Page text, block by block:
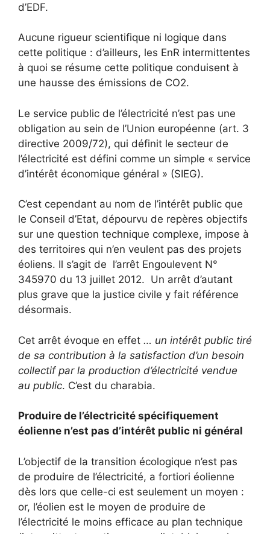
d’EDF.
Aucune rigueur scientifique ni logique dans
cette politique : d’ailleurs, les EnR intermittentes
à quoi se résume cette politique conduisent à
une hausse des émissions de CO2.
Le service public de l’électricité n’est pas une
obligation au sein de l’Union européenne (art. 3
directive 2009/72), qui définit le secteur de
l’électricité est défini comme un simple « service
d’intérêt économique général » (SIEG).
C’est cependant au nom de l’intérêt public que
le Conseil d’Etat, dépourvu de repères objectifs
sur une question technique complexe, impose à
des territoires qui n’en veulent pas des projets
éoliens. Il s’agit de l’arrêt Engoulevent N°
345970 du 13 juillet 2012. Un arrêt d’autant
plus grave que la justice civile y fait référence
désormais.
Cet arrêt évoque en effet … un intérêt public tiré
de sa contribution à la satisfaction d’un besoin
collectif par la production d’électricité vendue
au public. C’est du charabia.
Produire de l’électricité spécifiquement
éolienne n’est pas d’intérêt public ni général
L’objectif de la transition écologique n’est pas
de produire de l’électricité, a fortiori éolienne
dès lors que celle-ci est seulement un moyen :
or, l’éolien est le moyen de produire de
l’électricité le moins efficace au plan technique